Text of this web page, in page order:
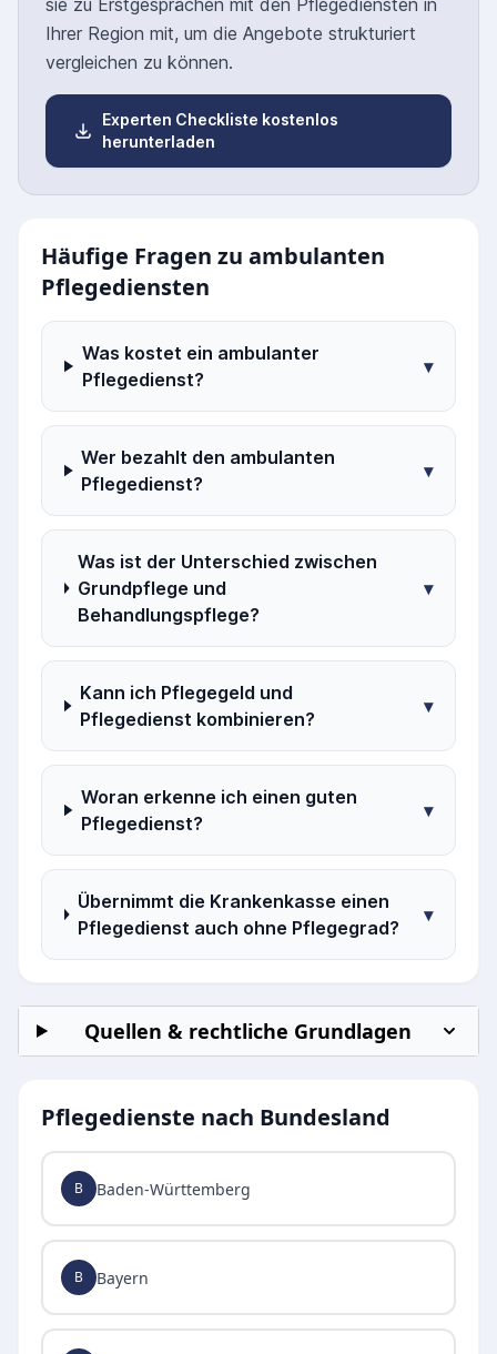
sie zu Erstgesprächen mit den Pflegediensten in
Ihrer Region mit, um die Angebote strukturiert
vergleichen zu können.
Experten Checkliste kostenlos
herunterladen
Häufige Fragen zu ambulanten
Pflegediensten
Was kostet ein ambulanter
Pflegedienst?
▾
Wer bezahlt den ambulanten
Pflegedienst?
▾
Was ist der Unterschied zwischen
Grundpflege und
Behandlungspflege?
▾
Kann ich Pflegegeld und
Pflegedienst kombinieren?
▾
Woran erkenne ich einen guten
Pflegedienst?
▾
Übernimmt die Krankenkasse einen
Pflegedienst auch ohne Pflegegrad?
▾
Quellen & rechtliche Grundlagen
Pflegedienste nach Bundesland
B Baden-Württemberg
B Bayern